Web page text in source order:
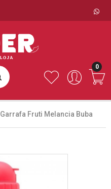
0
Garrafa Fruti Melancia Buba